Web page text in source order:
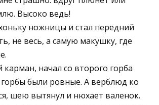
Высоко ведь!
ножницы и стал передний
не весь, а самую макушку, где
карман, начал со второго горба
были ровные. А верблюд ко
шею вытянул и нюхает валенок.